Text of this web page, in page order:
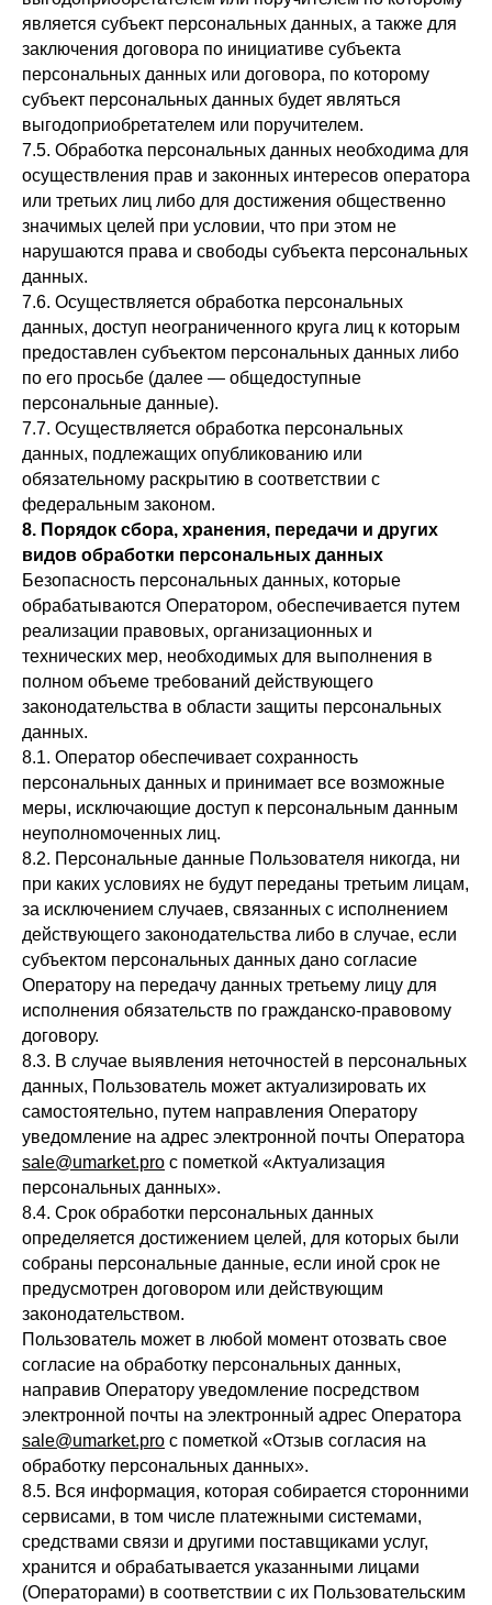
является субъект персональных данных, а также для
заключения договора по инициативе субъекта
персональных данных или договора, по которому
субъект персональных данных будет являться
выгодоприобретателем или поручителем.
7.5. Обработка персональных данных необходима для
осуществления прав и законных интересов оператора
или третьих лиц либо для достижения общественно
значимых целей при условии, что при этом не
нарушаются права и свободы субъекта персональных
данных.
7.6. Осуществляется обработка персональных
данных, доступ неограниченного круга лиц к которым
предоставлен субъектом персональных данных либо
по его просьбе (далее — общедоступные
персональные данные).
7.7. Осуществляется обработка персональных
данных, подлежащих опубликованию или
обязательному раскрытию в соответствии с
федеральным законом.
8. Порядок сбора, хранения, передачи и других
видов обработки персональных данных
Безопасность персональных данных, которые
обрабатываются Оператором, обеспечивается путем
реализации правовых, организационных и
технических мер, необходимых для выполнения в
полном объеме требований действующего
законодательства в области защиты персональных
данных.
8.1. Оператор обеспечивает сохранность
персональных данных и принимает все возможные
меры, исключающие доступ к персональным данным
неуполномоченных лиц.
8.2. Персональные данные Пользователя никогда, ни
при каких условиях не будут переданы третьим лицам,
за исключением случаев, связанных с исполнением
действующего законодательства либо в случае, если
субъектом персональных данных дано согласие
Оператору на передачу данных третьему лицу для
исполнения обязательств по гражданско-правовому
договору.
8.3. В случае выявления неточностей в персональных
данных, Пользователь может актуализировать их
самостоятельно, путем направления Оператору
уведомление на адрес электронной почты Оператора
sale@umarket.pro с пометкой «Актуализация
персональных данных».
8.4. Срок обработки персональных данных
определяется достижением целей, для которых были
собраны персональные данные, если иной срок не
предусмотрен договором или действующим
законодательством.
Пользователь может в любой момент отозвать свое
согласие на обработку персональных данных,
направив Оператору уведомление посредством
электронной почты на электронный адрес Оператора
sale@umarket.pro с пометкой «Отзыв согласия на
обработку персональных данных».
8.5. Вся информация, которая собирается сторонними
сервисами, в том числе платежными системами,
средствами связи и другими поставщиками услуг,
хранится и обрабатывается указанными лицами
(Операторами) в соответствии с их Пользовательским